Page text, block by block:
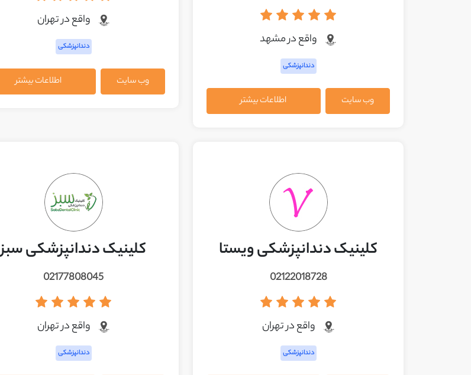
واقع در مشهد
دندانپزشکی
وب سایت اطلاعات بیشتر
واقع در تهران
دندانپزشکی
وب سایت اطلاعات بیشتر
کلینیک دندانپزشکی ویستا
02122018728
واقع در تهران
دندانپزشکی
کلینیک دندانپزشکی سبز
02177808045
واقع در تهران
دندانپزشکی